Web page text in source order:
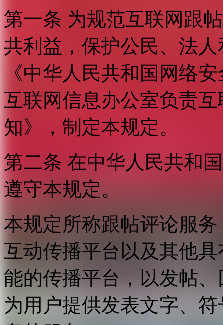
第一条 为规范互联网跟
共利益，保护公民、法
《中华人民共和国网络
互联网信息办公室负责
知》，制定本规定。
第二条 在中华人民共和
遵守本规定。
本规定所称跟帖评论服
互动传播平台以及其他
能的传播平台，以发帖
为用户提供发表文字、